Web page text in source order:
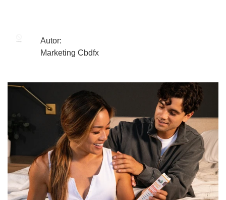
Autor:
Marketing Cbdfx